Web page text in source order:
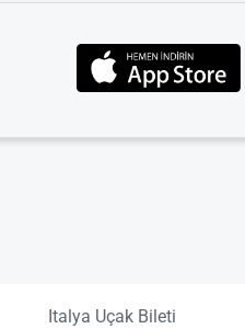
Italya Uçak Bileti